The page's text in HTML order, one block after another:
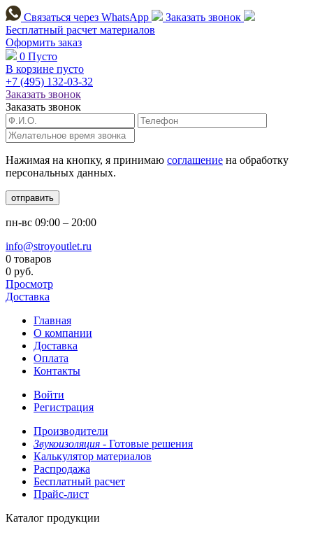
Связаться через WhatsApp
Заказать звонок
Бесплатный расчет материалов
Оформить заказ
0 Пусто
В корзине пусто
+7 (495) 132-03-32
Заказать звонок
Заказать звонок
Нажимая на кнопку, я принимаю соглашение на обработку
персональных данных.
отправить
пн-вс 09:00 – 20:00
info@stroyoutlet.ru
0 товаров
0 руб.
Просмотр
Доставка
Главная
О компании
Доставка
Оплата
Контакты
Войти
Регистрация
Производители
Звукоизоляция - Готовые решения
Калькулятор материалов
Распродажа
Бесплатный расчет
Прайс-лист
Каталог продукции